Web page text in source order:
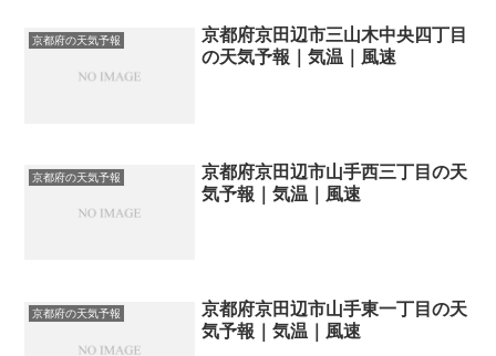
京都府の天気予報
京都府京田辺市三山木中央四丁目
の天気予報｜気温｜風速
京都府の天気予報
京都府京田辺市山手西三丁目の天
気予報｜気温｜風速
京都府の天気予報
京都府京田辺市山手東一丁目の天
気予報｜気温｜風速